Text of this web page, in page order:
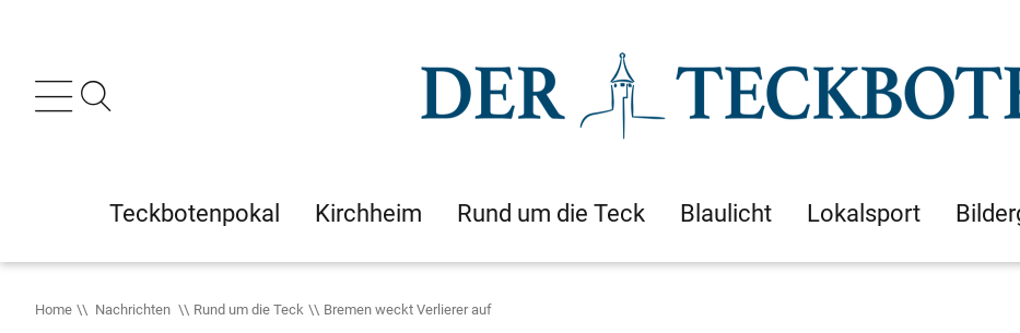
Teckbotenpokal Kirchheim Rund um die Teck Blaulicht Lokalsport
Home Nachrichten Rund um die Teck Bremen weckt Verlierer auf